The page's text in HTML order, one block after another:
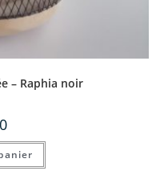
– Raphia noir